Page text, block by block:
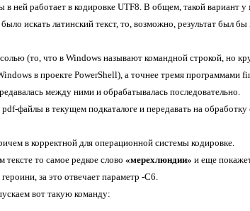
в ней работает в кодировкеUTF8.В общем, такой вариант
искать латинский текст, то, возможно, результат был бы
(то, что вWindowsназывают командной строкой, но
в проектеPowerShell),а точнее тремя программами
между ними и обрабатывалась последовательно.
pdf-файлы в текущем подкаталоге и передавать на
в корректной для операционной системы кодировке.
тексте то самое редкое слово«мерехлюндии» и еще
за это отвечает параметр -C6
вот такую команду: